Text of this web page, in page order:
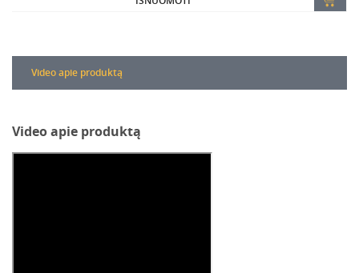
Video apie produktą
Video apie produktą